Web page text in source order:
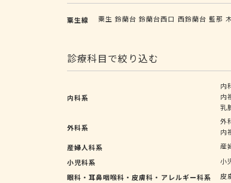
粟生線 粟生 鈴蘭台 鈴蘭台西口 西鈴蘭台 藍那
診療科目で絞り込む
内科系
内
内
乳
外科系
外
内
産婦人科系
産
小児科系
小
眼科・耳鼻咽喉科・皮膚科・アレルギー科系
皮